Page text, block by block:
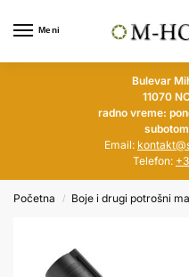
Meni
Bulevar
11070
radno vreme:
Email:
Telefon:
Početna / Boje i drugi potrošni